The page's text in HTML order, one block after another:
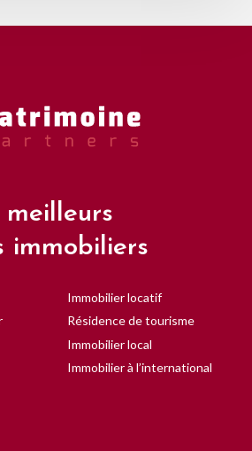
meilleurs
immobiliers
Immobilier locatif
Résidence de tourisme
Immobilier local
Immobilier à l’international